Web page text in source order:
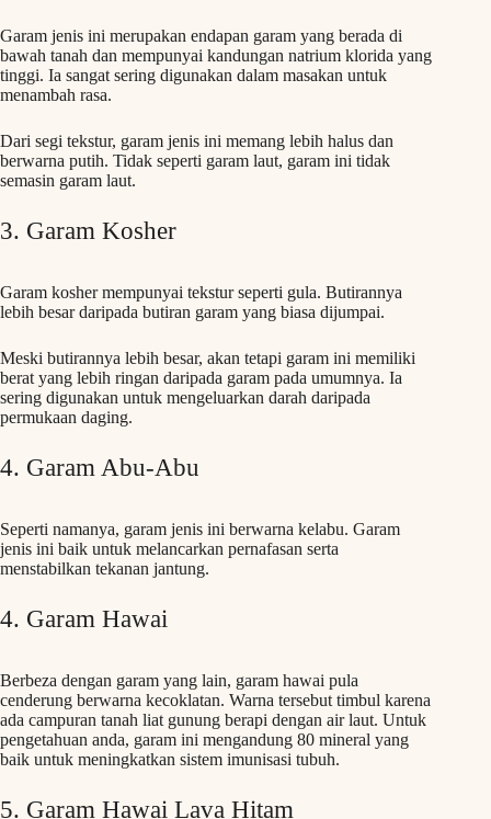
Garam jenis ini merupakan endapan garam yang berada di
bawah tanah dan mempunyai kandungan natrium klorida yang
tinggi. Ia sangat sering digunakan dalam masakan untuk
menambah rasa.
Dari segi tekstur, garam jenis ini memang lebih halus dan
berwarna putih. Tidak seperti garam laut, garam ini tidak
semasin garam laut.
3. Garam Kosher
Garam kosher mempunyai tekstur seperti gula. Butirannya
lebih besar daripada butiran garam yang biasa dijumpai.
Meski butirannya lebih besar, akan tetapi garam ini memiliki
berat yang lebih ringan daripada garam pada umumnya. Ia
sering digunakan untuk mengeluarkan darah daripada
permukaan daging.
4. Garam Abu-Abu
Seperti namanya, garam jenis ini berwarna kelabu. Garam
jenis ini baik untuk melancarkan pernafasan serta
menstabilkan tekanan jantung.
4. Garam Hawai
Berbeza dengan garam yang lain, garam hawai pula
cenderung berwarna kecoklatan. Warna tersebut timbul karena
ada campuran tanah liat gunung berapi dengan air laut. Untuk
pengetahuan anda, garam ini mengandung 80 mineral yang
baik untuk meningkatkan sistem imunisasi tubuh.
5. Garam Hawai Lava Hitam